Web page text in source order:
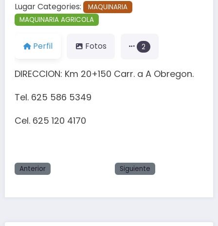
Lugar Categories:
MAQUINARIA
MAQUINARIA AGRICOLA
Perfil Fotos 2
DIRECCION: Km 20+150 Carr. a A Obregon.
Tel. 625 586 5349
Cel. 625 120 4170
Anterior Siguiente